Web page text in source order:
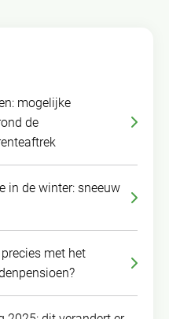
mogelijke
de
in de winter: sneeuw
met het